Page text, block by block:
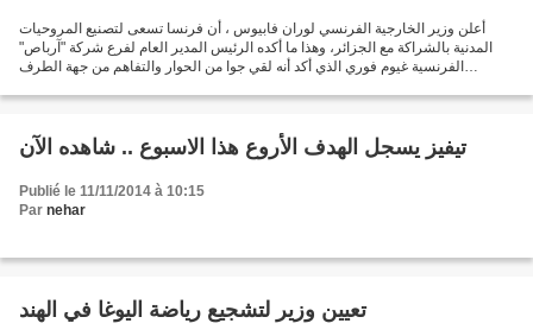
أعلن وزير الخارجية الفرنسي لوران فابيوس ، أن فرنسا تسعى لتصنيع المروحيات
المدنية بالشراكة مع الجزائر، وهذا ما أكده الرئيس المدير العام لفرع شركة "آرباص"
الفرنسية غيوم فوري الذي أكد أنه لقي جوا من الحوار والتفاهم من جهة الطرف
تيفيز يسجل الهدف الأروع هذا الاسبوع .. شاهده الآن
Publié le 11/11/2014 à 10:15
Par nehar
تعيين وزير لتشجيع رياضة اليوغا في الهند